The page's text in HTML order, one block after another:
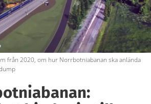
från 2020, om hur Norrbotniabanan ska anlända